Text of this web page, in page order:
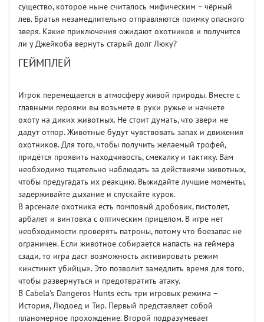
существо, которое ныне считалось мифическим – чёрный
лев. Братья незамедлительно отправляются поимку опасного
зверя. Какие приключения ожидают охотников и получится
ли у Джейкоба вернуть старый долг Люку?
ГЕЙМПЛЕЙ
Игрок перемещается в атмосферу живой природы. Вместе с
главными героями вы возьмете в руки ружье и начнете
охоту на диких животных. Не стоит думать, что звери не
дадут отпор. Животные будут чувствовать запах и движения
охотников. Для того, чтобы получить желаемый трофей,
придётся проявить находчивость, смекалку и тактику. Вам
необходимо тщательно наблюдать за действиями животных,
чтобы предугадать их реакцию. Выжидайте лучшие моменты,
задерживайте дыхание и спускайте курок.
В арсенале охотника есть помповый дробовик, пистолет,
арбалет и винтовка с оптическим прицелом. В игре нет
необходимости проверять патроны, потому что боезапас не
ограничен. Если животное собирается напасть на геймера
сзади, то игра даст возможность активировать режим
«инстинкт убийцы». Это позволит замедлить время для того,
чтобы развернуться и предотвратить атаку.
В Cabela's Dangeros Hunts есть три игровых режима –
История, Людоед и Тир. Первый представляет собой
планомерное прохождение. Второй подразумевает